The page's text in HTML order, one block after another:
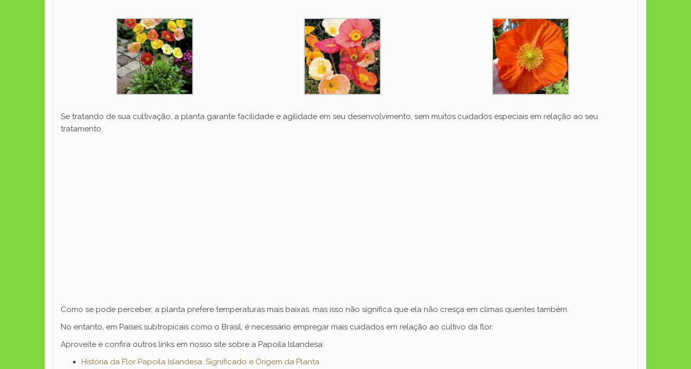
Se tratando de sua cultivação, a planta garante facilidade e agilidade em seu desenvolvimento, sem muitos cuidados especiais em relação ao seu
tratamento.
Como se pode perceber, a planta prefere temperaturas mais baixas, mas isso não significa que ela não cresça em climas quentes também.
No entanto, em Países subtropicais como o Brasil, é necessário empregar mais cuidados em relação ao cultivo da flor.
Aproveite e confira outros links em nosso site sobre a Papoila Islandesa:
História da Flor Papoila Islandesa: Significado e Origem da Planta